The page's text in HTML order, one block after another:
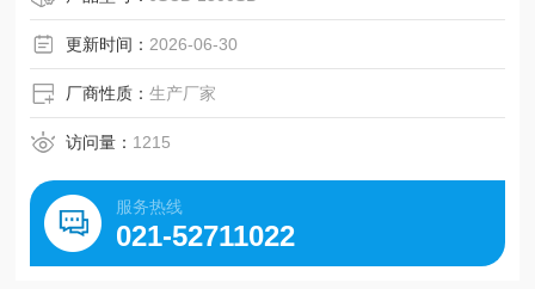
9.995%）和智能预清洗/后净化功能，确保实验环境洁净安
全。是细胞培养、病原微生物研究等实验的理想选择。
更新时间： 2026-06-30
厂商性质：生产厂家
访问量： 1215
服务热线
021-52711022